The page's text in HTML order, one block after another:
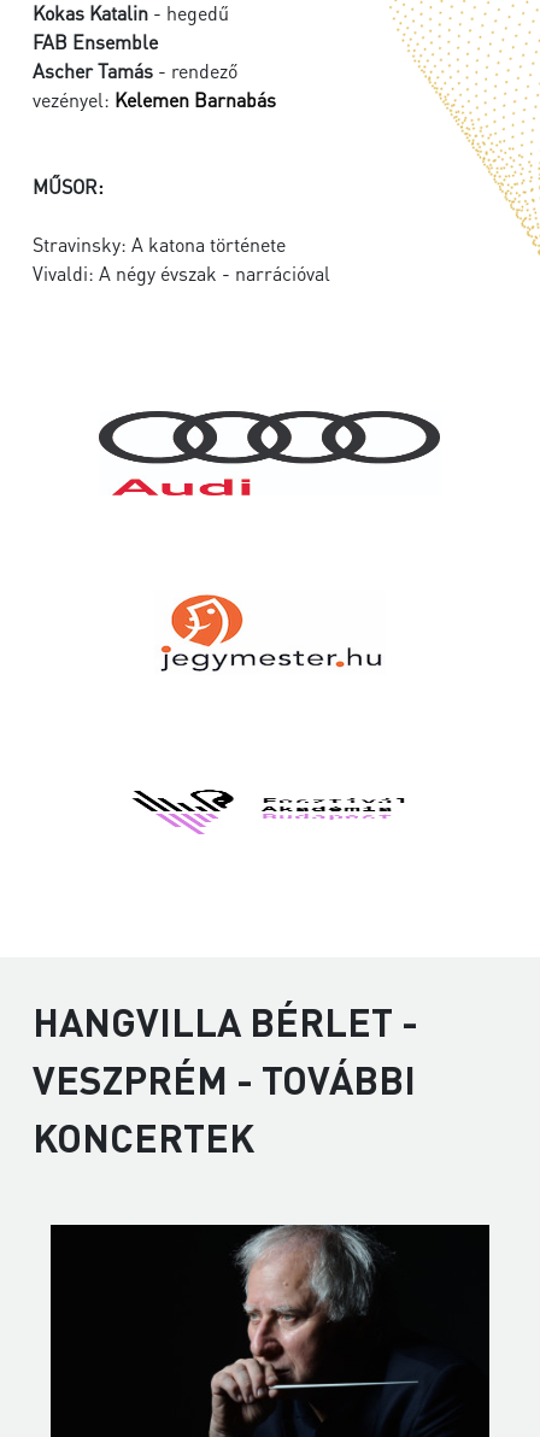
Kokas Katalin - hegedű
FAB Ensemble
Ascher Tamás - rendező
vezényel: Kelemen Barnabás
MŰSOR:
Stravinsky: A katona története
Vivaldi: A négy évszak - narrációval
HANGVILLA BÉRLET -
VESZPRÉM - TOVÁBBI
KONCERTEK